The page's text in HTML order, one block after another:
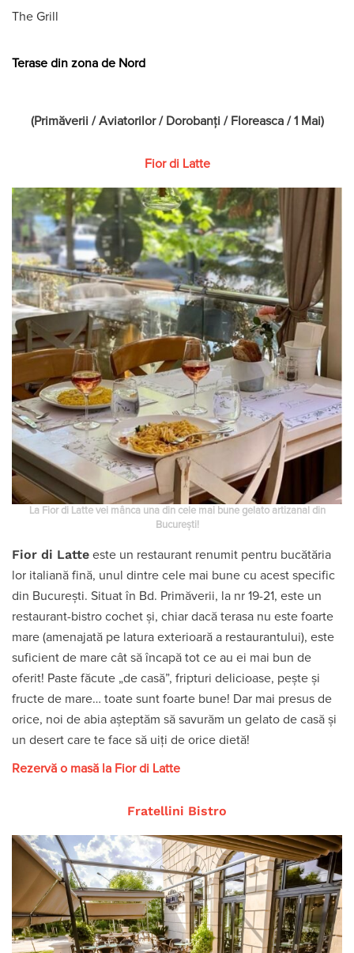
The Grill
Terase din zona de Nord
(Primăverii / Aviatorilor / Dorobanți / Floreasca / 1 Mai)
Fior di Latte
La Fior di Latte vei mânca una din cele mai bune gelato artizanal din
București!
Fior di Latte este un restaurant renumit pentru bucătăria
lor italiană fină, unul dintre cele mai bune cu acest specific
din București. Situat în Bd. Primăverii, la nr 19-21, este un
restaurant-bistro cochet și, chiar dacă terasa nu este foarte
mare (amenajată pe latura exterioară a restaurantului), este
suficient de mare cât să încapă tot ce au ei mai bun de
oferit! Paste făcute „de casă”, fripturi delicioase, pește și
fructe de mare… toate sunt foarte bune! Dar mai presus de
orice, noi de abia așteptăm să savurăm un gelato de casă și
un desert care te face să uiți de orice dietă!
Rezervă o masă la Fior di Latte
Fratellini Bistro